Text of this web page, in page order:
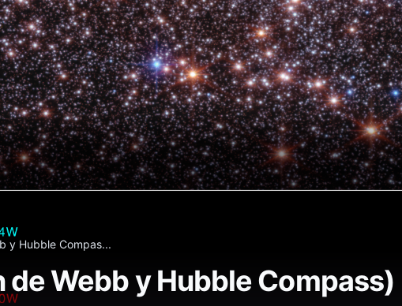
y Hubble Compas...
de Webb y Hubble Compass)